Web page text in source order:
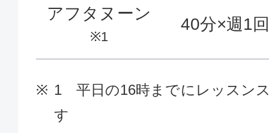
アフタヌーン
※1
40分×週1
1 平日の16時までにレッスン
す